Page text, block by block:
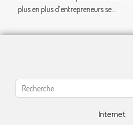
plus en plus d’entrepreneurs se...
Internet